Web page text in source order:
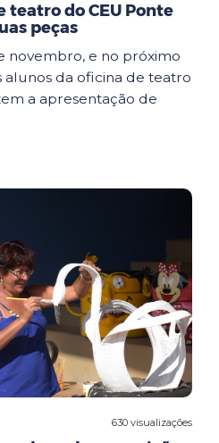
do CEU Ponte
peças
novembro, e no próximo
alunos da oficina de teatro
a apresentação de
630 visualizações